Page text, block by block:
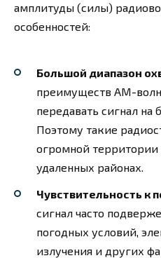
амплитуды (силы)
особенностей:
Большой диапазон
преимуществ AM-волн
передавать сигнал на
Поэтому такие
огромной
удаленных районах.
Чувствительность к
сигнал часто
погодных условий,
излучения и других